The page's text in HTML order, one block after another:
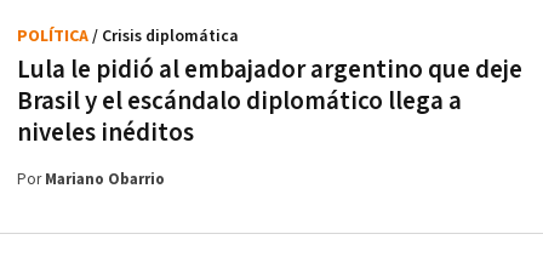
Lula le pidió al embajador argentino que deje
Brasil y el escándalo diplomático llega a
niveles inéditos
POLÍTICA/ Crisis diplomática
PorMariano Obarrio